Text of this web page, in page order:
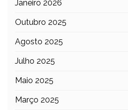
Janeiro 2026
Outubro 2025
Agosto 2025
Julho 2025
Maio 2025
Março 2025